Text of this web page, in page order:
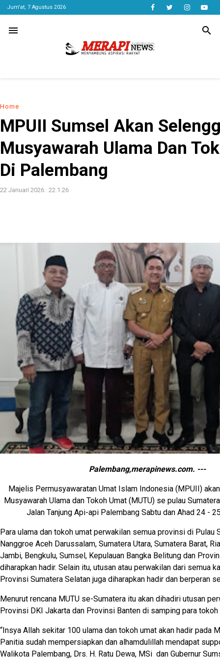
Jum'at, 7 Agustus 2026
menu search
Home
MPUII Sumsel Akan
Musyawarah Ulama Dan
Di Palembang
22 Januari 2026 : 22.1.26
Palembang,merapinews.com. ---
Majelis Permusyawaratan Umat Islam Indonesia (MPUII)
Musyawarah Ulama dan Tokoh Umat (MUTU) se pulau
Jalan Tanjung Api-api Palembang Sabtu dan Ahad 24 -
Para ulama dan tokoh umat perwakilan semua provinsi di Pulau
Nanggroe Aceh Darussalam, Sumatera Utara, Sumatera Barat,
Jambi, Bengkulu, Sumsel, Kepulauan Bangka Belitung dan
diharapkan hadir. Selain itu, utusan atau perwakilan dari semua
Provinsi Sumatera Selatan juga diharapkan hadir dan berperan
Menurut rencana MUTU se-Sumatera itu akan dihadiri utusan
Provinsi DKI Jakarta dan Provinsi Banten di samping para
“Insya Allah sekitar 100 ulama dan tokoh umat akan hadir pada
Panitia sudah mempersiapkan dan alhamdulillah mendapat
Walikota Palembang, Drs. H. Ratu Dewa, MSi dan Gubernur